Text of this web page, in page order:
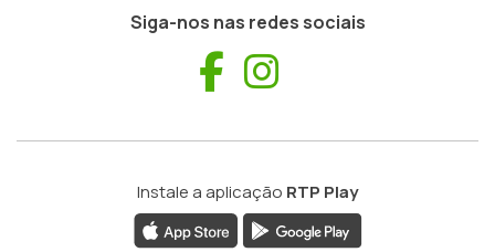
Siga-nos nas redes sociais
Facebook
Instale a aplicação RTP Play